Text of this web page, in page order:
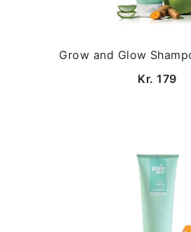
Grow and Glow
Kr. 179